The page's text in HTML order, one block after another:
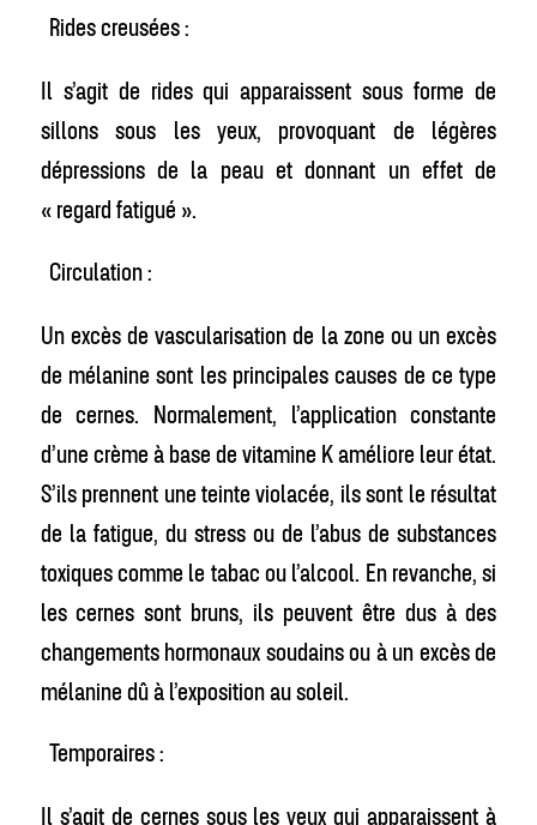
Rides creusées :
Il s’agit de rides qui apparaissent sous forme de
sillons sous les yeux, provoquant de légères
dépressions de la peau et donnant un effet de
« regard fatigué ».
Circulation :
Un excès de vascularisation de la zone ou un excès
de mélanine sont les principales causes de ce type
de cernes. Normalement, l’application constante
d’une crème à base de vitamine K améliore leur état.
S’ils prennent une teinte violacée, ils sont le résultat
de la fatigue, du stress ou de l’abus de substances
toxiques comme le tabac ou l’alcool. En revanche, si
les cernes sont bruns, ils peuvent être dus à des
changements hormonaux soudains ou à un excès de
mélanine dû à l’exposition au soleil.
Temporaires :
Il s’agit de cernes sous les yeux qui apparaissent à